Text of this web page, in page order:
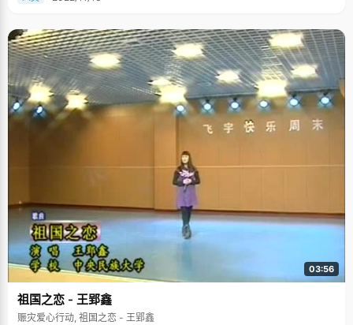
高珏说她最欣赏的人是有独立精神的人，如陈寅恪，曾子墨。谈到未来希望
自己能成为什么样的人，"没有明确的规划啦，但会是&rsquo;女强人
&rsquo;"，采访的最后，高珏笑着说。
03:56
祖国之恋 - 王郢鑫
赈灾爱心行动, 祖国之恋 - 王郢鑫